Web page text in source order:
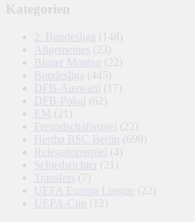
Kategorien
2. Bundesliga (148)
Allgemeines (23)
Blauer Montag (22)
Bundesliga (445)
DFB-Auswahl
(17)
DFB-Pokal (62)
EM (21)
Freundschaftsspiel (22)
Hertha BSC Berlin
(699)
Relegationsspiel (4)
Schiedsrichter
(21)
Transfers (7)
UEFA Europa League (22)
UEFA-Cup (12)